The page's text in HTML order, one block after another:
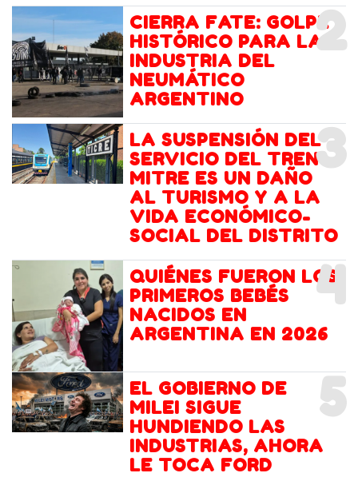
2
CIERRA FATE: GOLPE
HISTÓRICO PARA LA
INDUSTRIA DEL
NEUMÁTICO
ARGENTINO
3
LA SUSPENSIÓN DEL
SERVICIO DEL TREN
MITRE ES UN DAÑO
AL TURISMO Y A LA
VIDA ECONÓMICO-
SOCIAL DEL DISTRITO
4
QUIÉNES FUERON LOS
PRIMEROS BEBÉS
NACIDOS EN
ARGENTINA EN 2026
5
EL GOBIERNO DE
MILEI SIGUE
HUNDIENDO LAS
INDUSTRIAS, AHORA
LE TOCA FORD